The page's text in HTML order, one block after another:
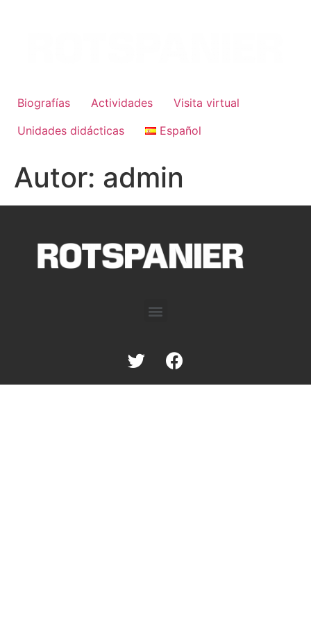
Biografías Actividades
Visita virtual
Unidades didácticas
Español
Autor: admin